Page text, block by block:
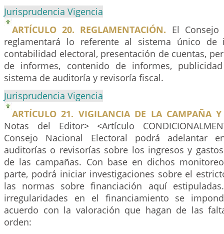
Jurisprudencia Vigencia
ARTÍCULO 20. REGLAMENTACIÓN. El Consejo
reglamentará lo referente al sistema único de
contabilidad electoral, presentación de cuentas,
de informes, contenido de informes,
sistema de auditoría y revisoría fiscal.
Jurisprudencia Vigencia
ARTÍCULO 21. VIGILANCIA DE LA CAMPAÑA Y
Notas del Editor> <Artículo
Consejo Nacional Electoral podrá adelantar
auditorías o revisorías sobre los ingresos y
de las campañas. Con base en dichos
parte, podrá iniciar investigaciones sobre el
las normas sobre financiación aquí
irregularidades en el financiamiento se
acuerdo con la valoración que hagan de las
orden: